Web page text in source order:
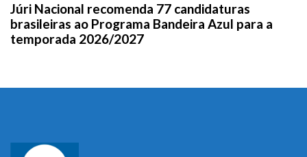
Júri Nacional recomenda 77 candidaturas
brasileiras ao Programa Bandeira Azul para a
temporada 2026/2027